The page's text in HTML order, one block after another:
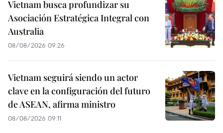
Vietnam busca profundizar su
Asociación Estratégica Integral con
Australia
08/08/2026 09:26
Vietnam seguirá siendo un actor
clave en la configuración del futuro
de ASEAN, afirma ministro
08/08/2026 09:11